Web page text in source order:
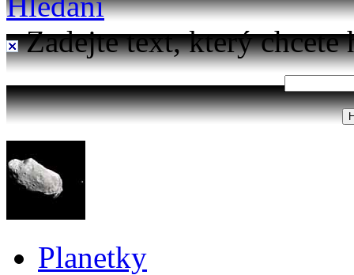
Zadejte text, který chcete
Planetky